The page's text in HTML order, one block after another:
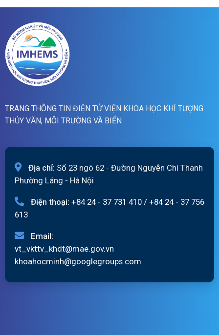
sông
TRANG THÔNG TIN ĐIỆN TỬ VIỆN KHOA HỌC KHÍ TƯỢNG
THỦY VĂN, MÔI TRƯỜNG VÀ BIỂN
Địa chỉ: Số 23 ngõ 62 - Đường Nguyễn Chí Thanh
Phường Láng - Hà Nội
Điện thoại: +84 24 - 37 731 410 / +84 24 - 37 756
613
Email:
vt_vkttv_khdt@mae.gov.vn
khoahocminh@googlegroups.com